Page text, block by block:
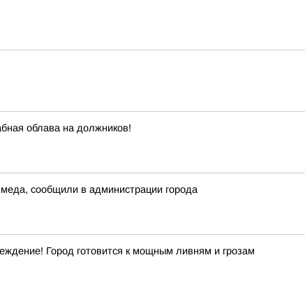
облава на должников!
сообщили в администрации города
Город готовится к мощным ливням и грозам